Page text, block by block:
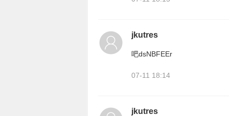
jkutres
吧dsNBFEEr
07-11 18:14
jkutres